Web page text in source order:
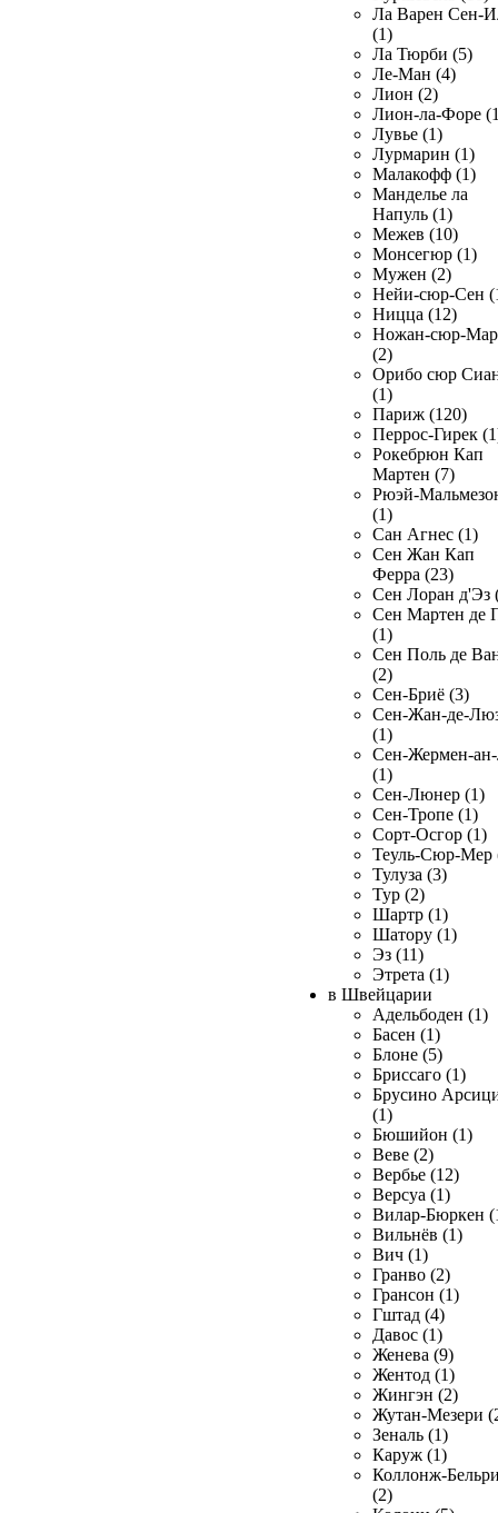
Ла Варен Сен-
(1)
Ла Тюрби (5)
Ле-Ман (4)
Лион (2)
Лион-ла-Форе
Лувье (1)
Лурмарин (1)
Малакофф (1)
Манделье ла
Напуль (1)
Межев (10)
Монсегюр (1)
Мужен (2)
Нейи-сюр-Сен
Ницца (12)
Ножан-сюр-
(2)
Орибо сюр
(1)
Париж (120)
Перрос-Гирек
Рокебрюн Кап
Мартен (7)
Рюэй-
(1)
Сан Агнес (1)
Сен Жан Кап
Ферра (23)
Сен Лоран д'Эз
Сен Мартен де
(1)
Сен Поль де
(2)
Сен-Бриё (3)
Сен-Жан-де-
(1)
Сен-Жермен-
(1)
Сен-Люнер (1)
Сен-Тропе (1)
Сорт-Осгор (1)
Теуль-Сюр-Мер
Тулуза (3)
Тур (2)
Шартр (1)
Шатору (1)
Эз (11)
Этрета (1)
в Швейцарии
Адельбоден (1)
Басен (1)
Блоне (5)
Бриссаго (1)
Брусино
(1)
Бюшийон (1)
Веве (2)
Вербье (12)
Версуа (1)
Вилар-Бюркен
Вильнёв (1)
Вич (1)
Гранво (2)
Грансон (1)
Гштад (4)
Давос (1)
Женева (9)
Жентод (1)
Жингэн (2)
Жутан-Мезери
Зеналь (1)
Каруж (1)
Коллонж-
(2)